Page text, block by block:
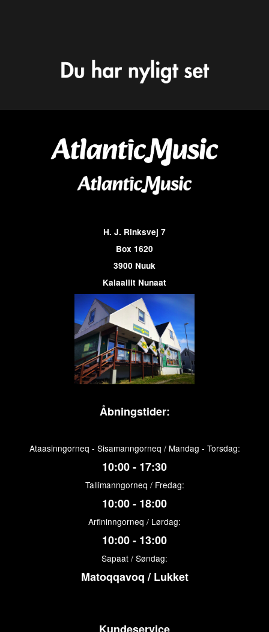
H. J. Rinksvej 7
Box 1620
3900 Nuuk
Kalaallit Nunaat
Åbningstider:
Ataasinngorneq - Sisamanngorneq / Mandag - Torsdag:
10:00 - 17:30
Tallimanngorneq / Fredag:
10:00 - 18:00
Arfininngorneq / Lørdag:
10:00 - 13:00
Sapaat / Søndag:
Matoqqavoq / Lukket